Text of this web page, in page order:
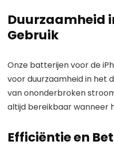
Duurzaamheid
Gebruik
Onze batterijen voor de
voor duurzaamheid in het
van ononderbroken
altijd bereikbaar wanneer
Efficiëntie en